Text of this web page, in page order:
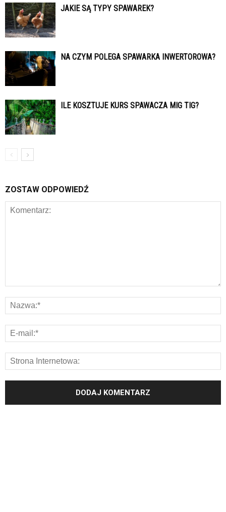
JAKIE SĄ TYPY SPAWAREK?
NA CZYM POLEGA SPAWARKA INWERTOROWA?
ILE KOSZTUJE KURS SPAWACZA MIG TIG?
ZOSTAW ODPOWIEDŹ